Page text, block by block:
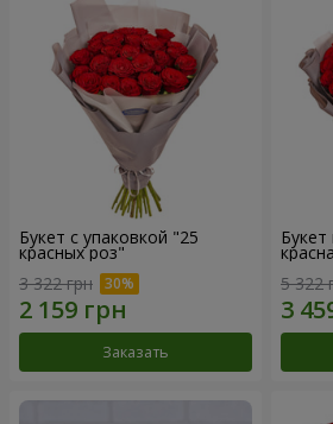
Букет с упаковкой "25
красных роз"
3 322 грн
Заказать
Букет
5 322